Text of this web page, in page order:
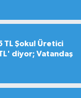
TL Şoku! Üretici
diyor; Vatandaş